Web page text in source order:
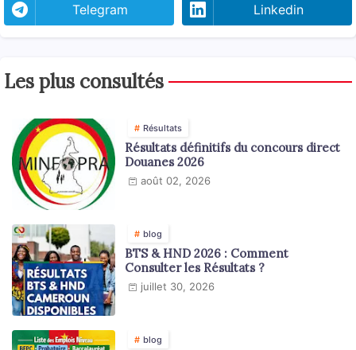
Telegram Linkedin
Les plus consultés
Résultats
Résultats définitifs du concours direct
Douanes 2026
août 02, 2026
blog
BTS & HND 2026 : Comment
Consulter les Résultats ?
juillet 30, 2026
blog